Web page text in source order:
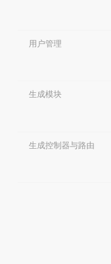
用户管理
生成模块
生成控制器与路由